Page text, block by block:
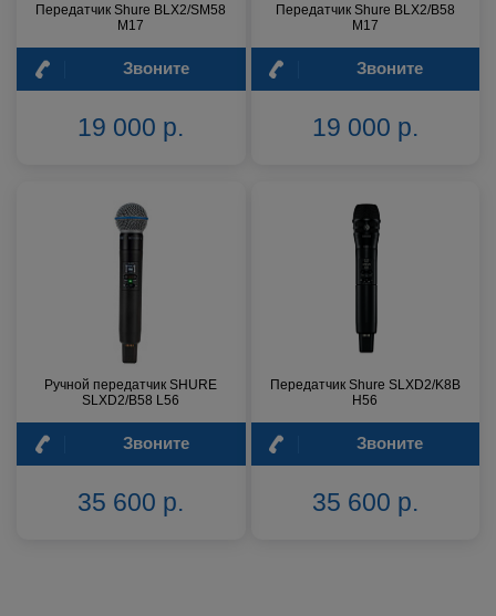
Передатчик Shure BLX2/SM58
M17
Звоните
19 000 р.
Передатчик Shure BLX2/B58
M17
Звоните
19 000 р.
Ручной передатчик SHURE
SLXD2/B58 L56
Звоните
35 600 р.
Передатчик Shure SLXD2/K8B
H56
Звоните
35 600 р.